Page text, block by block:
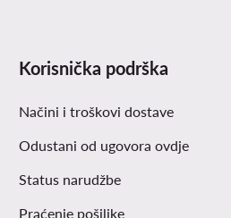
Korisnička podrška
Načini i troškovi dostave
Odustani od ugovora ovdje
Status narudžbe
Praćenje pošiljke